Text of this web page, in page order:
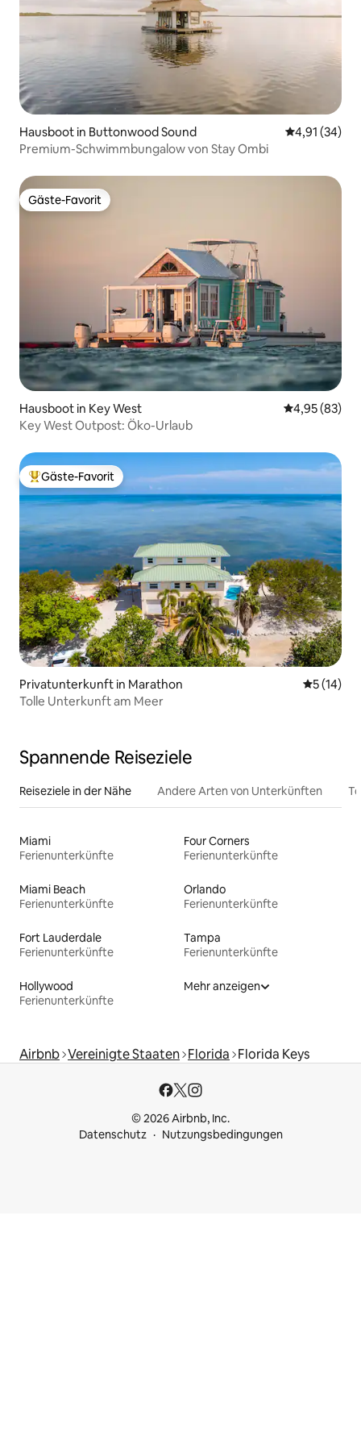
Hausboot in Buttonwood Sound
4,91 (34)
Premium-Schwimmbungalow von Stay Ombi
Gäste-Favorit
Gäste-Favorit
Hausboot in Key West
4,95 (83)
Key West Outpost: Öko-Urlaub
Beliebter Gäste-Favorit.
Gäste-Favorit
Privatunterkunft in Marathon
5 (14)
Tolle Unterkunft am Meer
Spannende Reiseziele
Reiseziele in der Nähe Andere Arten von Unterkünften
Miami
Ferienunterkünfte
Four Corners
Ferienunterkünfte
Miami Beach
Ferienunterkünfte
Orlando
Ferienunterkünfte
Fort Lauderdale
Ferienunterkünfte
Tampa
Ferienunterkünfte
Hollywood
Ferienunterkünfte
Mehr anzeigen
Airbnb Vereinigte Staaten Florida Florida Keys
© 2026 Airbnb, Inc.
Datenschutz
Nutzungsbedingungen